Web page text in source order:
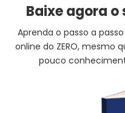
Baixe agora
Aprenda o passo a
online do ZERO, mesmo
pouco